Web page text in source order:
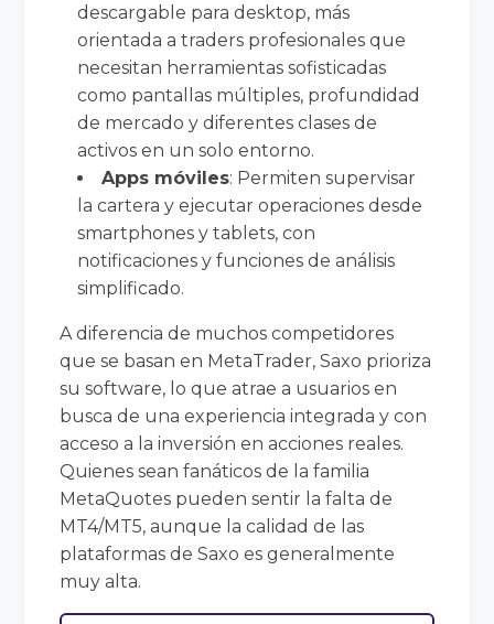
descargable para desktop, más
orientada a traders profesionales que
necesitan herramientas sofisticadas
como pantallas múltiples, profundidad
de mercado y diferentes clases de
activos en un solo entorno.
Apps móviles: Permiten supervisar
la cartera y ejecutar operaciones desde
smartphones y tablets, con
notificaciones y funciones de análisis
simplificado.
A diferencia de muchos competidores
que se basan en MetaTrader, Saxo prioriza
su software, lo que atrae a usuarios en
busca de una experiencia integrada y con
acceso a la inversión en acciones reales.
Quienes sean fanáticos de la familia
MetaQuotes pueden sentir la falta de
MT4/MT5, aunque la calidad de las
plataformas de Saxo es generalmente
muy alta.